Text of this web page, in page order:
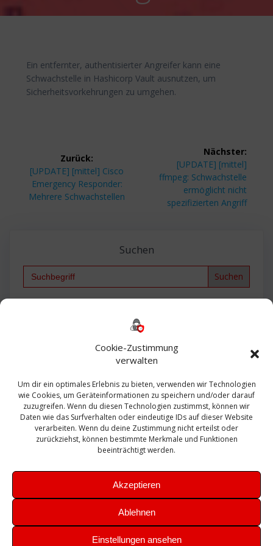
Cookie-Zustimmung
verwalten
Um dir ein optimales Erlebnis zu bieten, verwenden wir Technologien
wie Cookies, um Geräteinformationen zu speichern und/oder darauf
zuzugreifen. Wenn du diesen Technologien zustimmst, können wir
Daten wie das Surfverhalten oder eindeutige IDs auf dieser Website
verarbeiten. Wenn du deine Zustimmung nicht erteilst oder
zurückziehst, können bestimmte Merkmale und Funktionen
beeinträchtigt werden.
Akzeptieren
Ablehnen
Einstellungen ansehen
Ein entfernter, authentisierter Angreifer kann eine
Schwachstelle in Hashicorp Vault ausnutzen, um
Sicherheitsvorkehrungen zu umgehen.
Zurück:
Vorheriger
Beitrag:
[UPDATE] [mittel] Cisco
Emergency Responder:
Mehrere Schwachstellen
Nächster:
Nächster
Beitrag:
[UPDATE] [mittel]
ffmpeg: Schwachstelle
ermöglicht nicht
spezifizierten Angriff
Suchen
Search
Bautagebuch
Exchange firewall Fritzbox
Microsoft
Sanierung SBS Security Server Sicherheit
Sicherung SIEM Sophos SSL Ubuntu
Update Upgrade UTM VCenter VCSA Veeam
VMWare VPN WAZUH Windows
Zertifikat